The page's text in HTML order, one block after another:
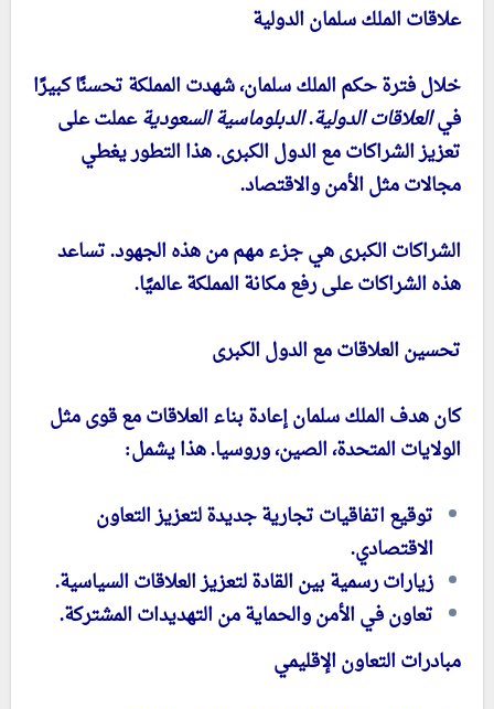
علاقات الملك سلمان الدولية
خلال فترة حكم الملك سلمان، شهدت المملكة تحسنًا كبيرًا
فيالعلاقات الدولية.الدبلوماسية السعوديةعملت على
تعزيز الشراكات مع الدول الكبرى. هذا التطور يغطي
مجالات مثل الأمن والاقتصاد.
الشراكات الكبرى هي جزء مهم من هذه الجهود. تساعد
هذه الشراكات على رفع مكانة المملكة عالميًا.
تحسين العلاقات مع الدول الكبرى
كان هدف الملك سلمان إعادة بناء العلاقات مع قوى مثل
الولايات المتحدة، الصين، وروسيا. هذا يشمل:
توقيع اتفاقيات تجارية جديدة لتعزيز التعاون
الاقتصادي.
زيارات رسمية بين القادة لتعزيز العلاقات السياسية.
تعاون في الأمن والحماية من التهديدات المشتركة.
مبادرات التعاون الإقليمي